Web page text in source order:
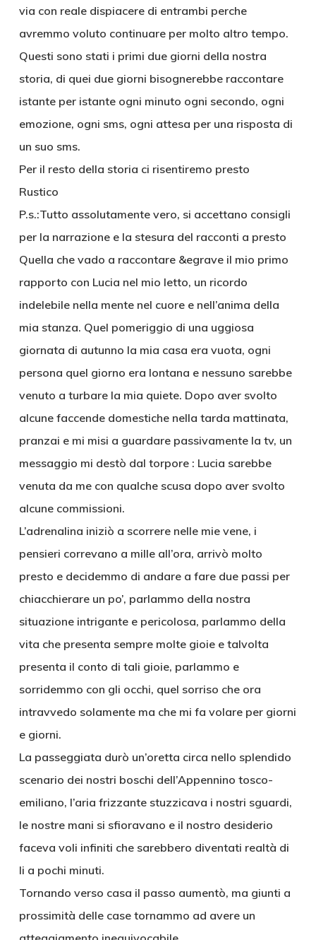
via con reale dispiacere di entrambi perche
avremmo voluto continuare per molto altro tempo.
Questi sono stati i primi due giorni della nostra
storia, di quei due giorni bisognerebbe raccontare
istante per istante ogni minuto ogni secondo, ogni
emozione, ogni sms, ogni attesa per una risposta di
un suo sms.
Per il resto della storia ci risentiremo presto
Rustico
P.s.:Tutto assolutamente vero, si accettano consigli
per la narrazione e la stesura del racconti a presto
Quella che vado a raccontare &egrave il mio primo
rapporto con Lucia nel mio letto, un ricordo
indelebile nella mente nel cuore e nell’anima della
mia stanza. Quel pomeriggio di una uggiosa
giornata di autunno la mia casa era vuota, ogni
persona quel giorno era lontana e nessuno sarebbe
venuto a turbare la mia quiete. Dopo aver svolto
alcune faccende domestiche nella tarda mattinata,
pranzai e mi misi a guardare passivamente la tv, un
messaggio mi destò dal torpore : Lucia sarebbe
venuta da me con qualche scusa dopo aver svolto
alcune commissioni.
L’adrenalina iniziò a scorrere nelle mie vene, i
pensieri correvano a mille all’ora, arrivò molto
presto e decidemmo di andare a fare due passi per
chiacchierare un po’, parlammo della nostra
situazione intrigante e pericolosa, parlammo della
vita che presenta sempre molte gioie e talvolta
presenta il conto di tali gioie, parlammo e
sorridemmo con gli occhi, quel sorriso che ora
intravvedo solamente ma che mi fa volare per giorni
e giorni.
La passeggiata durò un’oretta circa nello splendido
scenario dei nostri boschi dell’Appennino tosco-
emiliano, l’aria frizzante stuzzicava i nostri sguardi,
le nostre mani si sfioravano e il nostro desiderio
faceva voli infiniti che sarebbero diventati realtà di
li a pochi minuti.
Tornando verso casa il passo aumentò, ma giunti a
prossimità delle case tornammo ad avere un